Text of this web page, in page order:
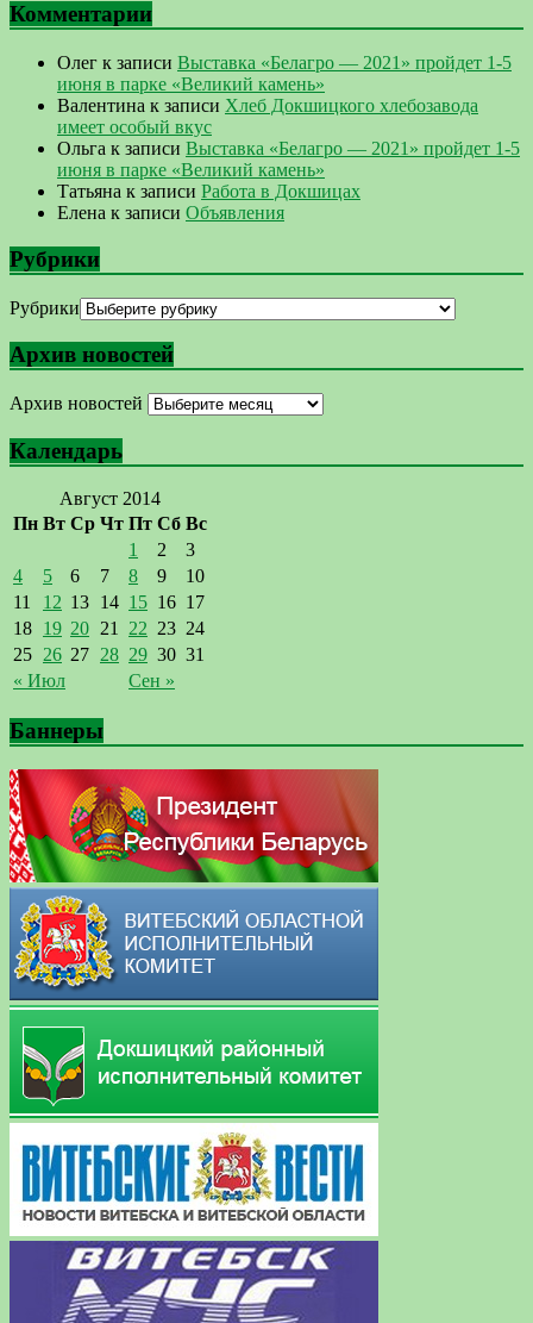
Комментарии
Олег к записи Выставка «Белагро — 2021» пройдет 1-5
июня в парке «Великий камень»
Валентина к записи Хлеб Докшицкого хлебозавода
имеет особый вкус
Ольга к записи Выставка «Белагро — 2021» пройдет 1-5
июня в парке «Великий камень»
Татьяна к записи Работа в Докшицах
Елена к записи Объявления
Рубрики
Рубрики
Архив новостей
Архив новостей
Календарь
Август 2014
Пн Вт Ср Чт Пт Сб Вс
« Июл Сен »
1 2
3
4
5 6 7 8 9
10
11
12 13 14 15 16 17
18 19 20 21 22 23 24
25 26 27 28 29 30 31
Баннеры